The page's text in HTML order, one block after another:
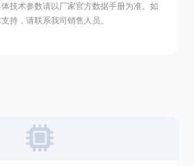
技术参数请以厂家官方数据手册为准。如
持，请联系我司销售人员。